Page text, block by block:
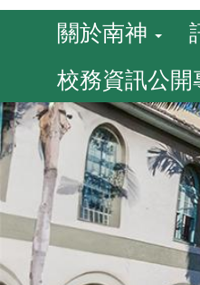
關於南神
校務資訊公開